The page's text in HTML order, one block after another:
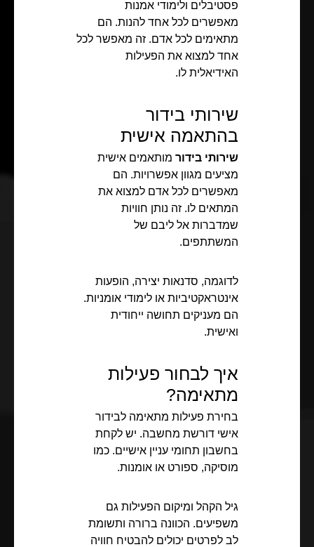
פסטיבלים ולימודי אמנות
מאפשרים לכל אחד להנות. הם
מתאימים לכל אדם. זה מאפשר לכל
אחד למצוא את הפעילות
האידיאלית לו.
שירותי בידור
בהתאמה אישית
שירותי בידור מותאמים אישית
מציעים מגוון אפשרויות. הם
מאפשרים לכל אדם למצוא את
המתאים לו. זה נותן חוויות
שמדברות אל ליבם של
המשתתפים.
לדוגמה, סדנאות יצירה, הופעות
אינטראקטיביות או לימודי אומניות.
הם מעניקים תחושה ייחודית
ואישית.
איך לבחור פעילות
מתאימה?
בחירת פעילות מתאימה לבידור
אישי דורשת מחשבה. יש לקחת
בחשבון תחומי עניין אישיים. כמו
מוסיקה, ספורט או אומנות.
גיל הקהל ומיקום הפעילות גם
משפיעים. הכוונה ברורה ותשומת
לב לפרטים יכולים להבטיח חוויה